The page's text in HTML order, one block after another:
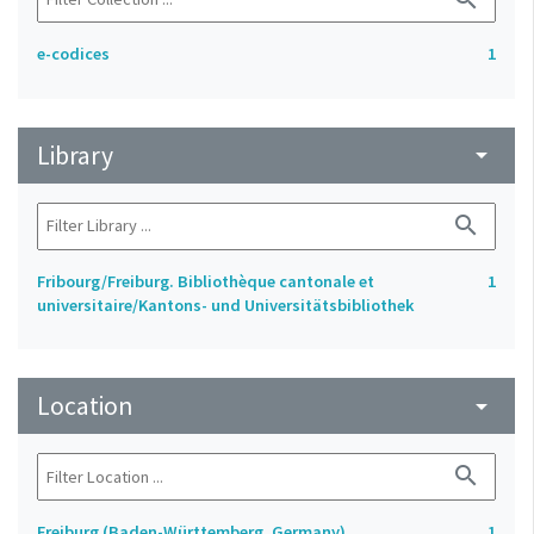
e-codices 1
Library arrow_drop_down
search
Fribourg/Freiburg. Bibliothèque cantonale et
universitaire/Kantons- und Universitätsbibliothek
1
Location arrow_drop_down
search